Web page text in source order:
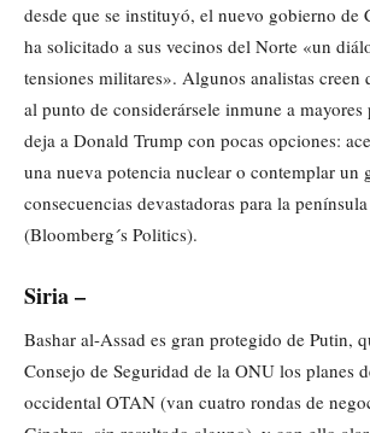
desde que se instituyó, el nuevo gobierno de
ha solicitado a sus vecinos del Norte «un
tensiones militares». Algunos analistas
al punto de considerársele inmune a mayores
deja a Donald Trump con pocas opciones:
una nueva potencia nuclear o contemplar un
consecuencias devastadoras para la
(Bloomberg´s Politics).
Siria –
Bashar al-Assad es gran protegido de Putin,
Consejo de Seguridad de la ONU los planes
occidental OTAN (van cuatro rondas de